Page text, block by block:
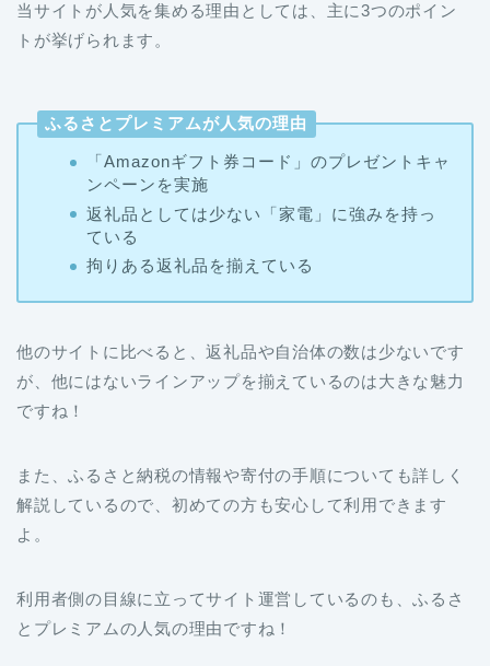
当サイトが人気を集める理由としては、主に3つのポイン
トが挙げられます。
ふるさとプレミアムが人気の理由
「Amazonギフト券コード」のプレゼントキャ
ンペーンを実施
返礼品としては少ない「家電」に強みを持っ
ている
拘りある返礼品を揃えている
他のサイトに比べると、返礼品や自治体の数は少ないです
が、他にはないラインアップを揃えているのは大きな魅力
ですね！
また、ふるさと納税の情報や寄付の手順についても詳しく
解説しているので、初めての方も安心して利用できます
よ。
利用者側の目線に立ってサイト運営しているのも、ふるさ
とプレミアムの人気の理由ですね！